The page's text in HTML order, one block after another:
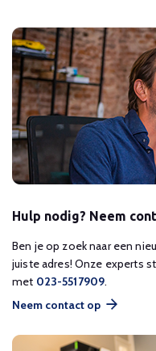
Hulp nodig? Neem
Ben je op zoek naar een
juiste adres! Onze experts
met 023-5517909.
Neem contact op